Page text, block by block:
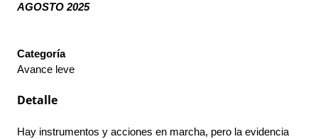
AGOSTO 2025
Categoría
Avance leve
Detalle
Hay instrumentos y acciones en marcha, pero la evidencia